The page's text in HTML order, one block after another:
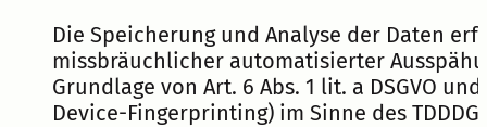
Die Speicherung und Analyse der Daten
missbräuchlicher automatisierter
Grundlage von Art. 6 Abs. 1 lit. a DSGVO
Device-Fingerprinting) im Sinne des